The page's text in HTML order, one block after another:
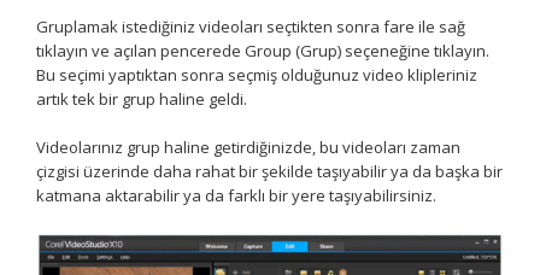
Gruplamak istediğiniz videoları seçtikten sonra fare ile sağ
tıklayın ve açılan pencerede Group (Grup) seçeneğine tıklayın.
Bu seçimi yaptıktan sonra seçmiş olduğunuz video klipleriniz
artık tek bir grup haline geldi.
Videolarınız grup haline getirdiğinizde, bu videoları zaman
çizgisi üzerinde daha rahat bir şekilde taşıyabilir ya da başka bir
katmana aktarabilir ya da farklı bir yere taşıyabilirsiniz.